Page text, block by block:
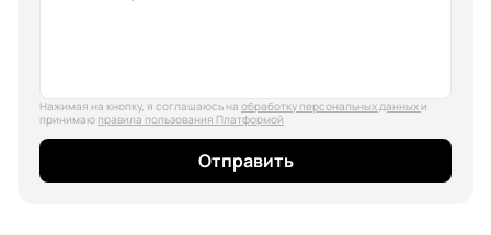
Нажимая на кнопку, я соглашаюсь на обработку персональных данных и
принимаю правила пользования Платформой
Отправить